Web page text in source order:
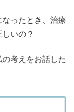
ったとき、治療
いの？
考えをお話した